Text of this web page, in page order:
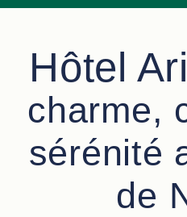
Hôtel
charme,
sérénité
de